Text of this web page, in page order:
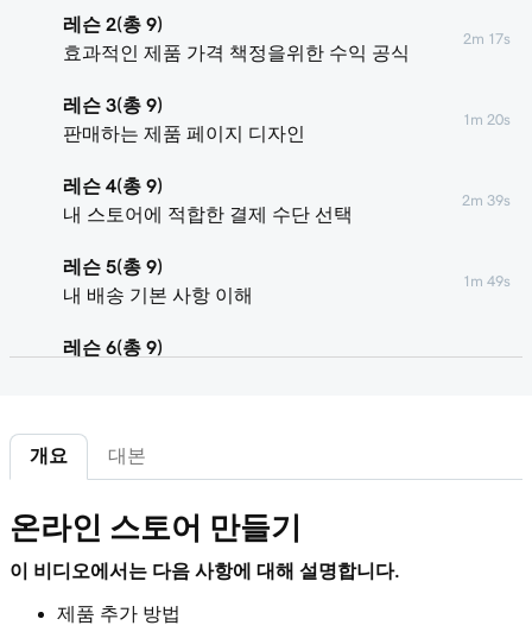
레슨 2(총 9)
효과적인 제품 가격 책정을위한 수익 공식
2m 17s
레슨 3(총 9)
판매하는 제품 페이지 디자인
1m 20s
레슨 4(총 9)
내 스토어에 적합한 결제 수단 선택
2m 39s
레슨 5(총 9)
내 배송 기본 사항 이해
1m 49s
레슨 6(총 9)
3m 19s
온라인 스토어 만들기
온라인 스토어 제품 스프레드 시트 형식 지정
제품 스프레드 시트를 사용하여 제품 내보내
개요 대본
온라인 스토어 만들기
이 비디오에서는 다음 사항에 대해 설명합니다.
제품 추가 방법